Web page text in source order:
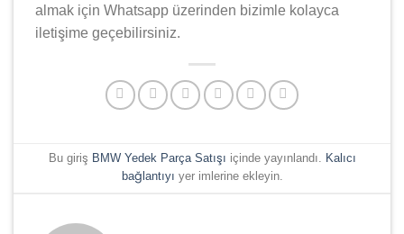
almak için Whatsapp üzerinden bizimle kolayca
iletişime geçebilirsiniz.
Bu giriş BMW Yedek Parça Satışı içinde yayınlandı. Kalıcı
bağlantıyı yer imlerine ekleyin.